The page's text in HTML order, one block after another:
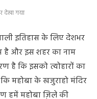
देखा गया
इतिहास के लिए देशभर
है और इस शहर का नाम
है कि इसको त्योहारों का
महोबा के खजुराहो मंदिर
हमें महोबा ज़िले की